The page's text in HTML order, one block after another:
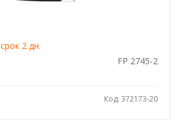
2 дн.
FP 2745-2
Код: 372173-20